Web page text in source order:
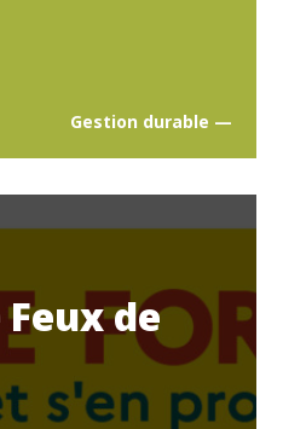
Gestion durable —
de